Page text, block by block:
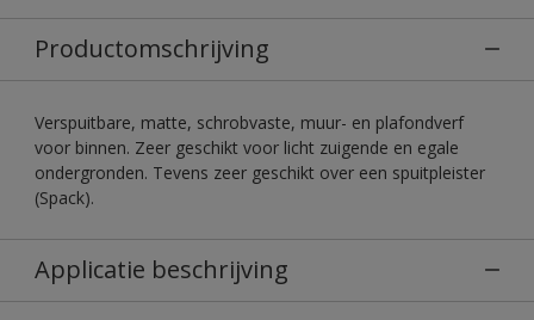
Productomschrijving
Verspuitbare, matte, schrobvaste, muur- en plafondverf
voor binnen. Zeer geschikt voor licht zuigende en egale
ondergronden. Tevens zeer geschikt over een spuitpleister
(Spack).
Applicatie beschrijving